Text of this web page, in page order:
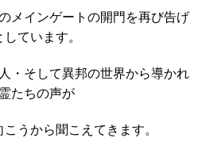
メインゲートの開門を再び告げ
ています。
・そして異邦の世界から導かれ
たちの声が
うから聞こえてきます。